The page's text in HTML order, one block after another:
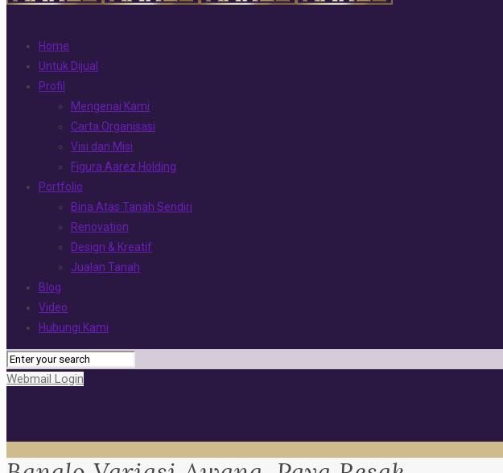
Home
Untuk Dijual
Profil
Mengenai Kami
Carta Organisasi
Visi dan Misi
Figura Aarez Holding
Portfolio
Bina Atas Tanah Sendiri
Renovation
Design & Kreatif
Jualan Tanah
Blog
Video
Hubungi Kami
Webmail Login